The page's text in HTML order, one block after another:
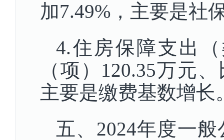
加7.49%，主要是社
4.住房保障支出
（项）120.35万元
主要是缴费基数增长
五、2024年度一